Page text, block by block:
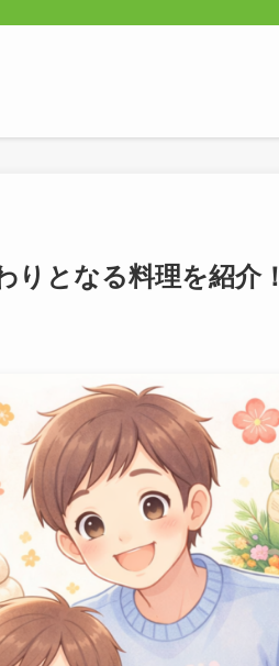
りとなる料理を紹介！